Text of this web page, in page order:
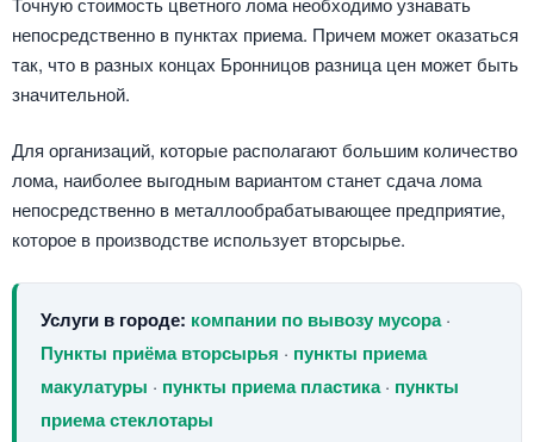
непосредственно в пунктах приема. Причем может оказаться
так, что в разных концах Бронницов разница цен может быть
значительной.
Для организаций, которые располагают большим количество
лома, наиболее выгодным вариантом станет сдача лома
непосредственно в металлообрабатывающее предприятие,
которое в производстве использует вторсырье.
Услуги в городе: компании по вывозу мусора·
Пункты приёма вторсырья · пункты приема
макулатуры · пункты приема пластика· пункты
приема стеклотары